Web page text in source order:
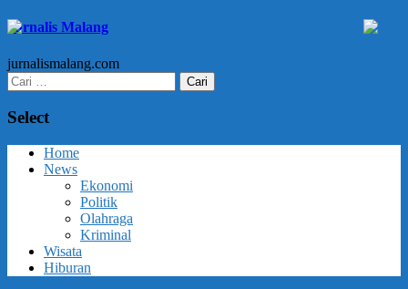
Jurnalis Malang
jurnalismalang.com
Cari
untuk:
Select
Home
News
Ekonomi
Politik
Olahraga
Kriminal
Wisata
Hiburan